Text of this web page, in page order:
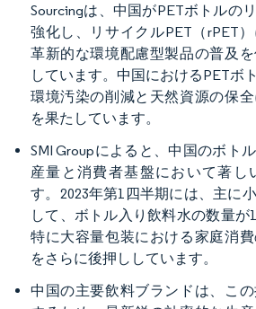
Sourcingは、中国がPETボトルの
強化し、リサイクルPET（rPET）
革新的な環境配慮型製品の普及
しています。中国におけるPETボ
環境汚染の削減と天然資源の保
を果たしています。
SMI Groupによると、中国のボト
産量と消費者基盤において著し
す。2023年第1四半期には、主に
して、ボトル入り飲料水の数量が
特に大容量包装における家庭消
をさらに後押ししています。
中国の主要飲料ブランドは、こ